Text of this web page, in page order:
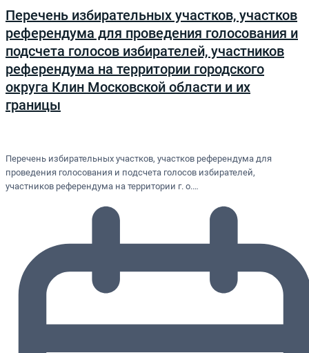
Перечень избирательных участков, участков
референдума для проведения голосования и
подсчета голосов избирателей, участников
референдума на территории городского
округа Клин Московской области и их
границы
Перечень избирательных участков, участков референдума для
проведения голосования и подсчета голосов избирателей,
участников референдума на территории г. о.…